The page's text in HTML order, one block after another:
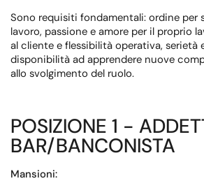
Sono requisiti fondamentali: ordine per
lavoro, passione e amore per il proprio
al cliente e flessibilità operativa, serietà
disponibilità ad apprendere nuove
allo svolgimento del ruolo.
POSIZIONE 1 -
BAR/BANCONISTA
Mansioni: